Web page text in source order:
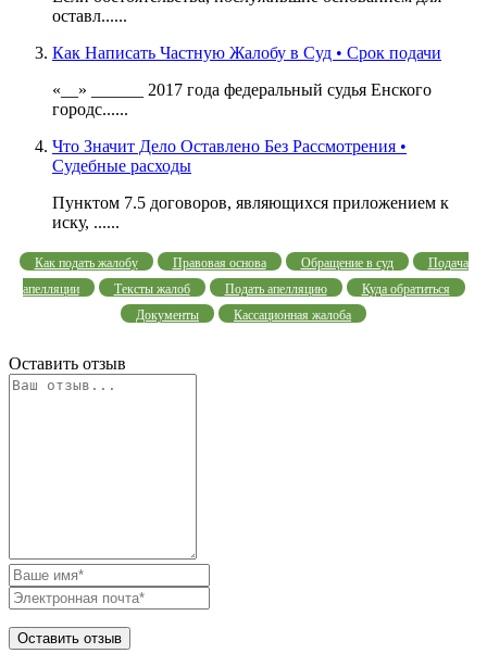
оставл......
Как Написать Частную Жалобу в Суд • Срок подачи
«__» ______ 2017 года федеральный судья Енского
городс......
Что Значит Дело Оставлено Без Рассмотрения •
Судебные расходы
Пунктом 7.5 договоров, являющихся приложением к
иску, ......
Как подать жалобу Правовая основа Обращение в суд
Подача
апелляции
Тексты жалоб Подать апелляцию
Куда обратиться
Документы
Кассационная жалоба
Оставить отзыв